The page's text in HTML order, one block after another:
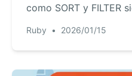
como SORT y FILTER
de IA, te permite filtrar,
datos complejos solo
Ruby • 2026/01/15